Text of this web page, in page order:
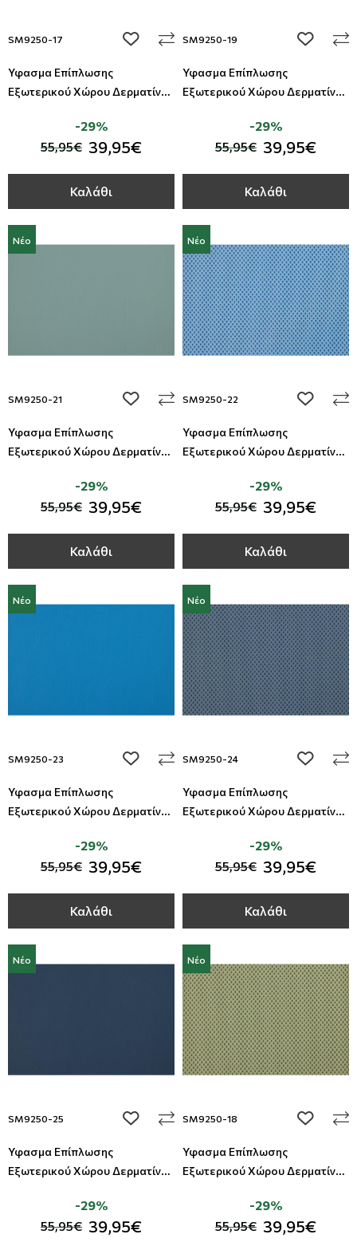
SM9250-17 add to wishlist
Ύφασμα Επίπλωσης
Εξωτερικού Χώρου Δερματίνη
55,95€ 39,95€
-29%
Καλάθι
SM9250-19 add to
Ύφασμα Επίπλωσης
Εξωτερικού Χώρου Δερματίνη
55,95€ 39,95€
-29%
Καλάθι
Νέο
SM9250-21 add to wishlist
Ύφασμα Επίπλωσης
Εξωτερικού Χώρου Δερματίνη
55,95€ 39,95€
-29%
Καλάθι
Νέο
SM9250-22 add to
Ύφασμα Επίπλωσης
Εξωτερικού Χώρου Δερματίνη
55,95€ 39,95€
-29%
Καλάθι
Νέο
SM9250-23 add to wishlist
Ύφασμα Επίπλωσης
Εξωτερικού Χώρου Δερματίνη
55,95€ 39,95€
-29%
Καλάθι
Νέο
SM9250-24 add to
Ύφασμα Επίπλωσης
Εξωτερικού Χώρου Δερματίνη
55,95€ 39,95€
-29%
Καλάθι
Νέο
SM9250-25 add to wishlist
Ύφασμα Επίπλωσης
Εξωτερικού Χώρου Δερματίνη
55,95€ 39,95€
-29%
Νέο
SM9250-18 add to
Ύφασμα Επίπλωσης
Εξωτερικού Χώρου Δερματίνη
55,95€ 39,95€
-29%